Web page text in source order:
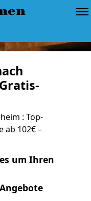
: Top-
ab 102€ –
um Ihren